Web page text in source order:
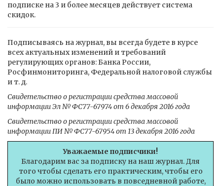
подписке на 3 и более месяцев действует система
скидок.
Подписываясь на журнал, вы всегда будете в курсе
всех актуальных изменений и требований
регулирующих органов: Банка России,
Росфинмониторинга, Федеральной налоговой службы
и т. д.
Свидетельство о регистрации средства массовой
информации Эл № ФС77-67974 от 6 декабря 2016 года
Свидетельство о регистрации средства массовой
информации ПИ № ФС77-67954 от 13 декабря 2016 года
Уважаемые подписчики!
Благодарим вас за подписку на наш журнал. Для
того чтобы сделать его практическим, чтобы его
было можно использовать в повседневной работе,